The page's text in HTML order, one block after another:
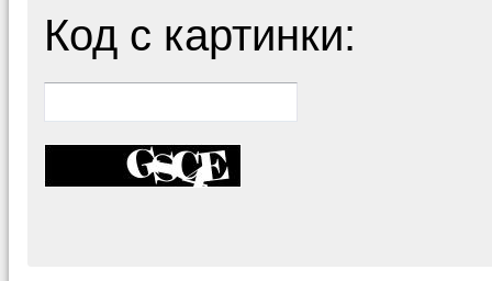
Код с картинки: